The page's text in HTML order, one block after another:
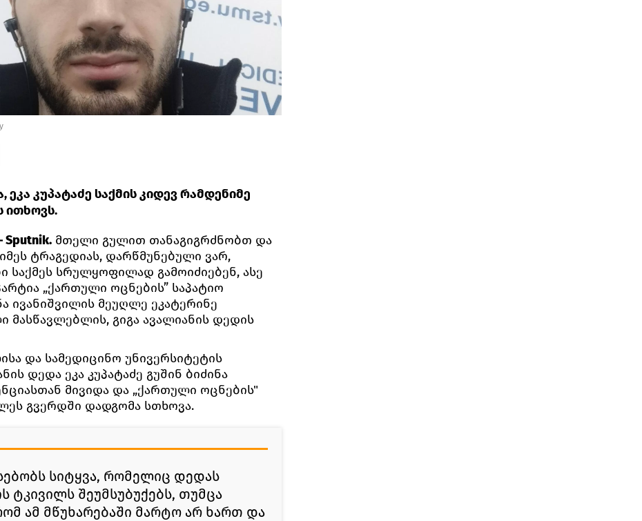
ეკა კუპატაძე საქმის კიდევ რამდენიმე
ითხოვს.
Sputnik. მთელი გულით თანაგიგრძნობთ და
ტრაგედიას, დარწმუნებული ვარ,
საქმეს სრულყოფილად გამოიძიებენ, ასე
„ქართული ოცნების” საპატიო
ივანიშვილის მეუღლე ეკატერინე
მასწავლებლის, გიგა ავალიანის დედის
და სამედიცინო უნივერსიტეტის
დედა ეკა კუპატაძე გუშინ ბიძინა
მივიდა და „ქართული ოცნების"
გვერდში დადგომა სთხოვა.
სიტყვა, რომელიც დედას
ტკივილს შეუმსუბუქებს, თუმცა
ამ მწუხარებაში მარტო არ ხართ და